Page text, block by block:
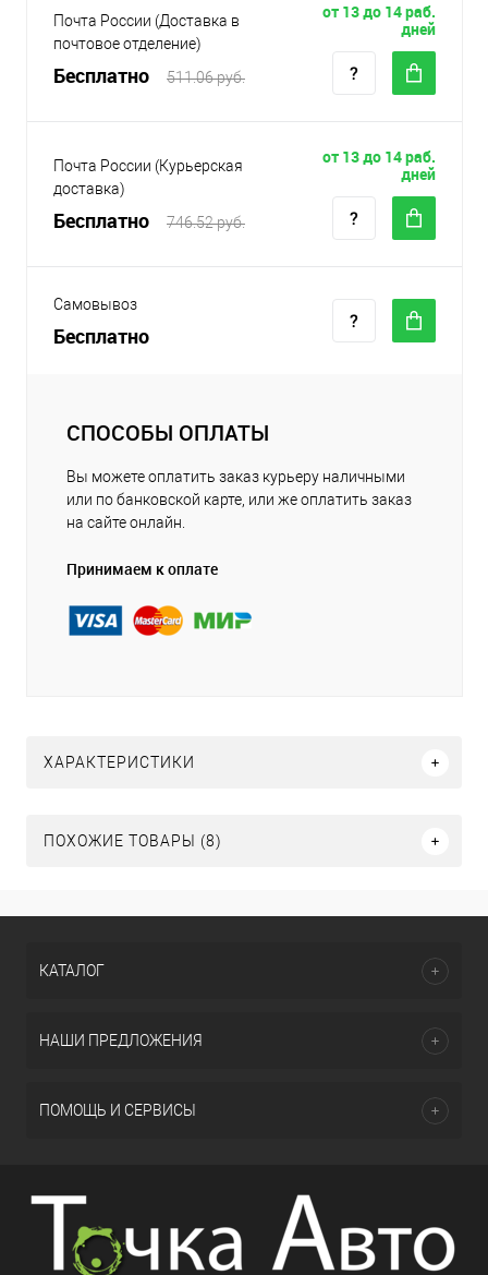
Почта России (Доставка в
почтовое отделение)
Бесплатно 511.06 руб.
от 13 до 14 раб.
дней
Почта России (Курьерская
доставка)
Бесплатно 746.52 руб.
от 13 до 14 раб.
дней
Самовывоз
Бесплатно
СПОСОБЫ ОПЛАТЫ
Вы можете оплатить заказ курьеру наличными
или по банковской карте, или же оплатить заказ
на сайте онлайн.
Принимаем к оплате
ХАРАКТЕРИСТИКИ
ПОХОЖИЕ ТОВАРЫ (8)
КАТАЛОГ
НАШИ ПРЕДЛОЖЕНИЯ
ПОМОЩЬ И СЕРВИСЫ